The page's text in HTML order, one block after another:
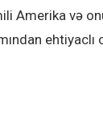
Amerika və
ehtiyaclı